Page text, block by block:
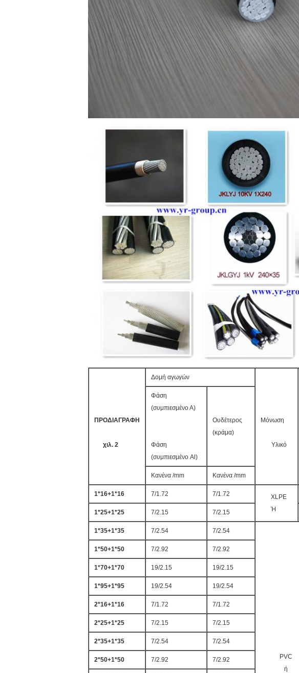
ΠΡΟΔΙΑΓΡΑΦΗ
χιλ. 2
Δομή αγωγών
Μόνωση
Υλικό
Φάση
(συμπιεσμένο Α)
Φάση
(συμπιεσμένο Al)
Ουδέτερος
(κράμα)
Κανένα /mm Κανένα /mm
1*16+1*16 7/1.72 7/1.72
XLPE
Ή
1*25+1*25 7/2.15 7/2.15
1*35+1*35 7/2.54 7/2.54
PVC
ή
1*50+1*50 7/2.92 7/2.92
1*70+1*70 19/2.15 19/2.15
1*95+1*95 19/2.54 19/2.54
2*16+1*16 7/1.72 7/1.72
2*25+1*25 7/2.15 7/2.15
2*35+1*35 7/2.54 7/2.54
2*50+1*50 7/2.92 7/2.92